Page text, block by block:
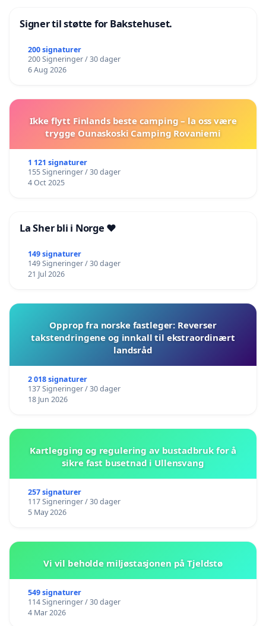
Signer til støtte for Bakstehuset.
200 signaturer
200 Signeringer / 30 dager
6 Aug 2026
Ikke flytt Finlands beste camping – la oss være
trygge Ounaskoski Camping Rovaniemi
1 121 signaturer
155 Signeringer / 30 dager
4 Oct 2025
La Sher bli i Norge ❤️
149 signaturer
149 Signeringer / 30 dager
21 Jul 2026
Opprop fra norske fastleger: Reverser
takstendringene og innkall til ekstraordinært
landsråd
2 018 signaturer
137 Signeringer / 30 dager
18 Jun 2026
Kartlegging og regulering av bustadbruk for å
sikre fast busetnad i Ullensvang
257 signaturer
117 Signeringer / 30 dager
5 May 2026
Vi vil beholde miljøstasjonen på Tjeldstø
549 signaturer
114 Signeringer / 30 dager
4 Mar 2026